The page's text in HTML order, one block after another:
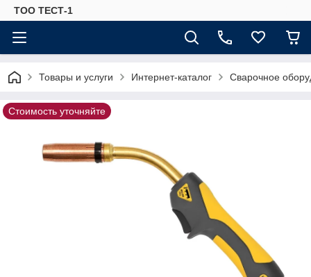
ТОО ТЕСТ-1
Товары и услуги Интернет-каталог Сварочное
Стоимость уточняйте